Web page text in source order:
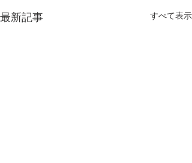
最新記事 すべて表示